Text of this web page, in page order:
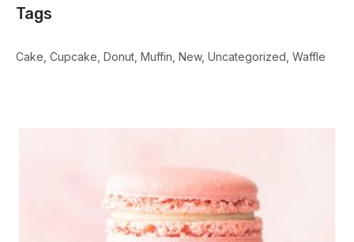
Tags
Cake Cupcake Donut Muffin New Uncategorized Waffle